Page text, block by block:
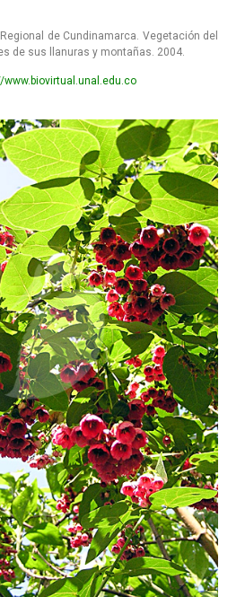
de Cundinamarca. Vegetación del
de sus llanuras y montañas. 2004.
www.biovirtual.unal.edu.co